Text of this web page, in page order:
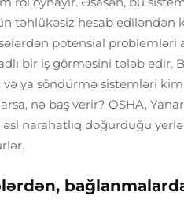
təhlükəsiz hesab ediləndən
potensial problemləri
bir iş görməsini tələb edir.
və ya söndürmə sistemləri
nə baş verir? OSHA,
narahatlıq doğurduğu